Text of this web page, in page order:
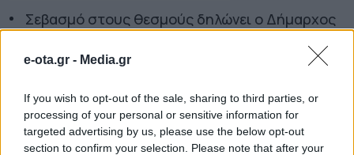
e-ota.gr - Media.gr
If you wish to opt-out of the sale, sharing to third parties, or
processing of your personal or sensitive information for
targeted advertising by us, please use the below opt-out
section to confirm your selection. Please note that after your
Σεβασμό στους θεσμούς δηλώνει ο Δήμαρχος
Στυλίδας
500.000 ευρώ για το 4ο Δημοτικό Σχολείο
TAGS:
ΠΑΡΚΟ ΕΚΠΑΙΔΕΥΤΙΚΩΝ
ΔΡΑΣΕΩΝ
ΠΑΤΡΑ ΥΠΑΙΘΡΙΑ ΤΑΞΗ